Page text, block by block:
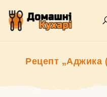
Рецепт „Аджика